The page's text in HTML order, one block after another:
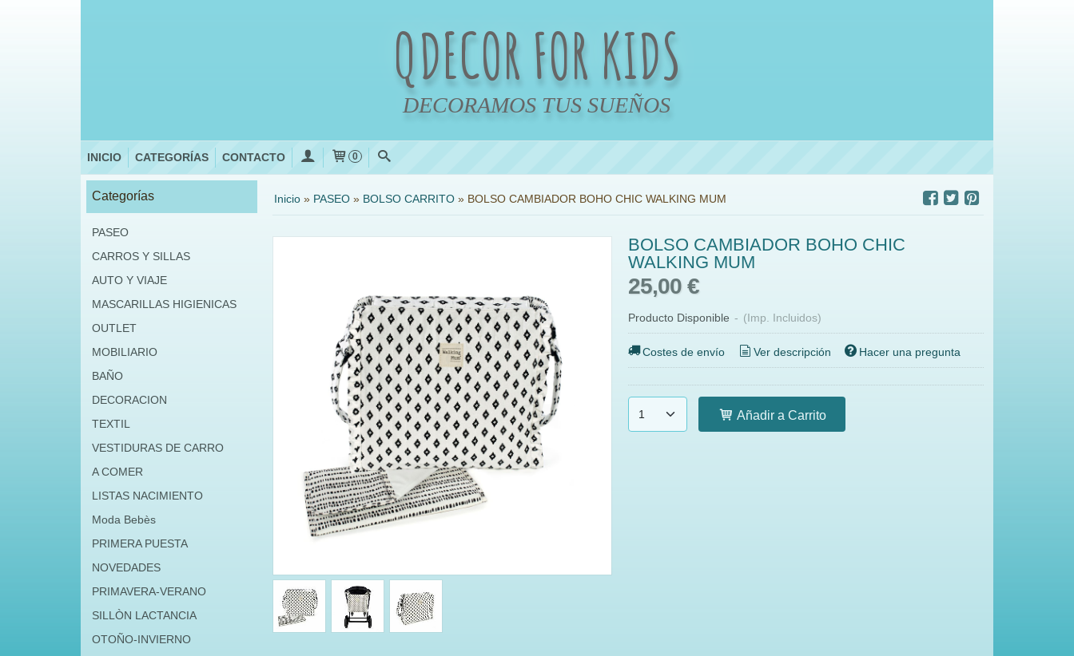
QDECOR FOR KIDS
DECORAMOS TUS SUEÑOS
INICIO CATEGORÍAS CONTACTO 0
Categorías
PASEO
CARROS Y SILLAS
AUTO Y VIAJE
MASCARILLAS HIGIENICAS
OUTLET
MOBILIARIO
BAÑO
DECORACION
TEXTIL
VESTIDURAS DE CARRO
A COMER
LISTAS NACIMIENTO
Moda Bebès
PRIMERA PUESTA
NOVEDADES
PRIMAVERA-VERANO
SILLÒN LACTANCIA
OTOÑO-INVIERNO
Inicio» PASEO» BOLSO CARRITO» BOLSO CAMBIADOR BOHO CHIC WALKING MUM
BOLSO CAMBIADOR BOHO CHIC
WALKING MUM
25,00 €
Producto Disponible - (Imp. Incluidos)
Costes de envío Ver descripción Hacer una pregunta
Añadir a Carrito